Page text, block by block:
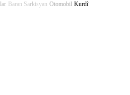
Baran Sarkisyan Otomobil Kurdî